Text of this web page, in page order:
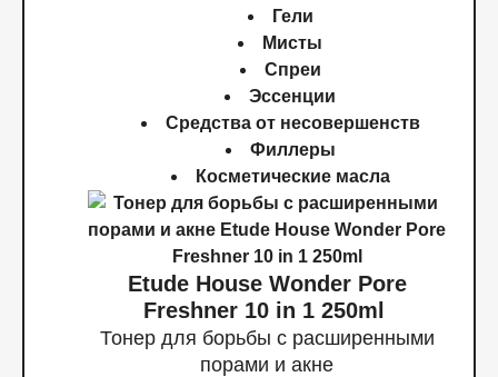
Гели
Мисты
Спреи
Эссенции
Средства от несовершенств
Филлеры
Косметические масла
Etude House Wonder Pore
Freshner 10 in 1 250ml
Тонер для борьбы с расширенными
порами и акне